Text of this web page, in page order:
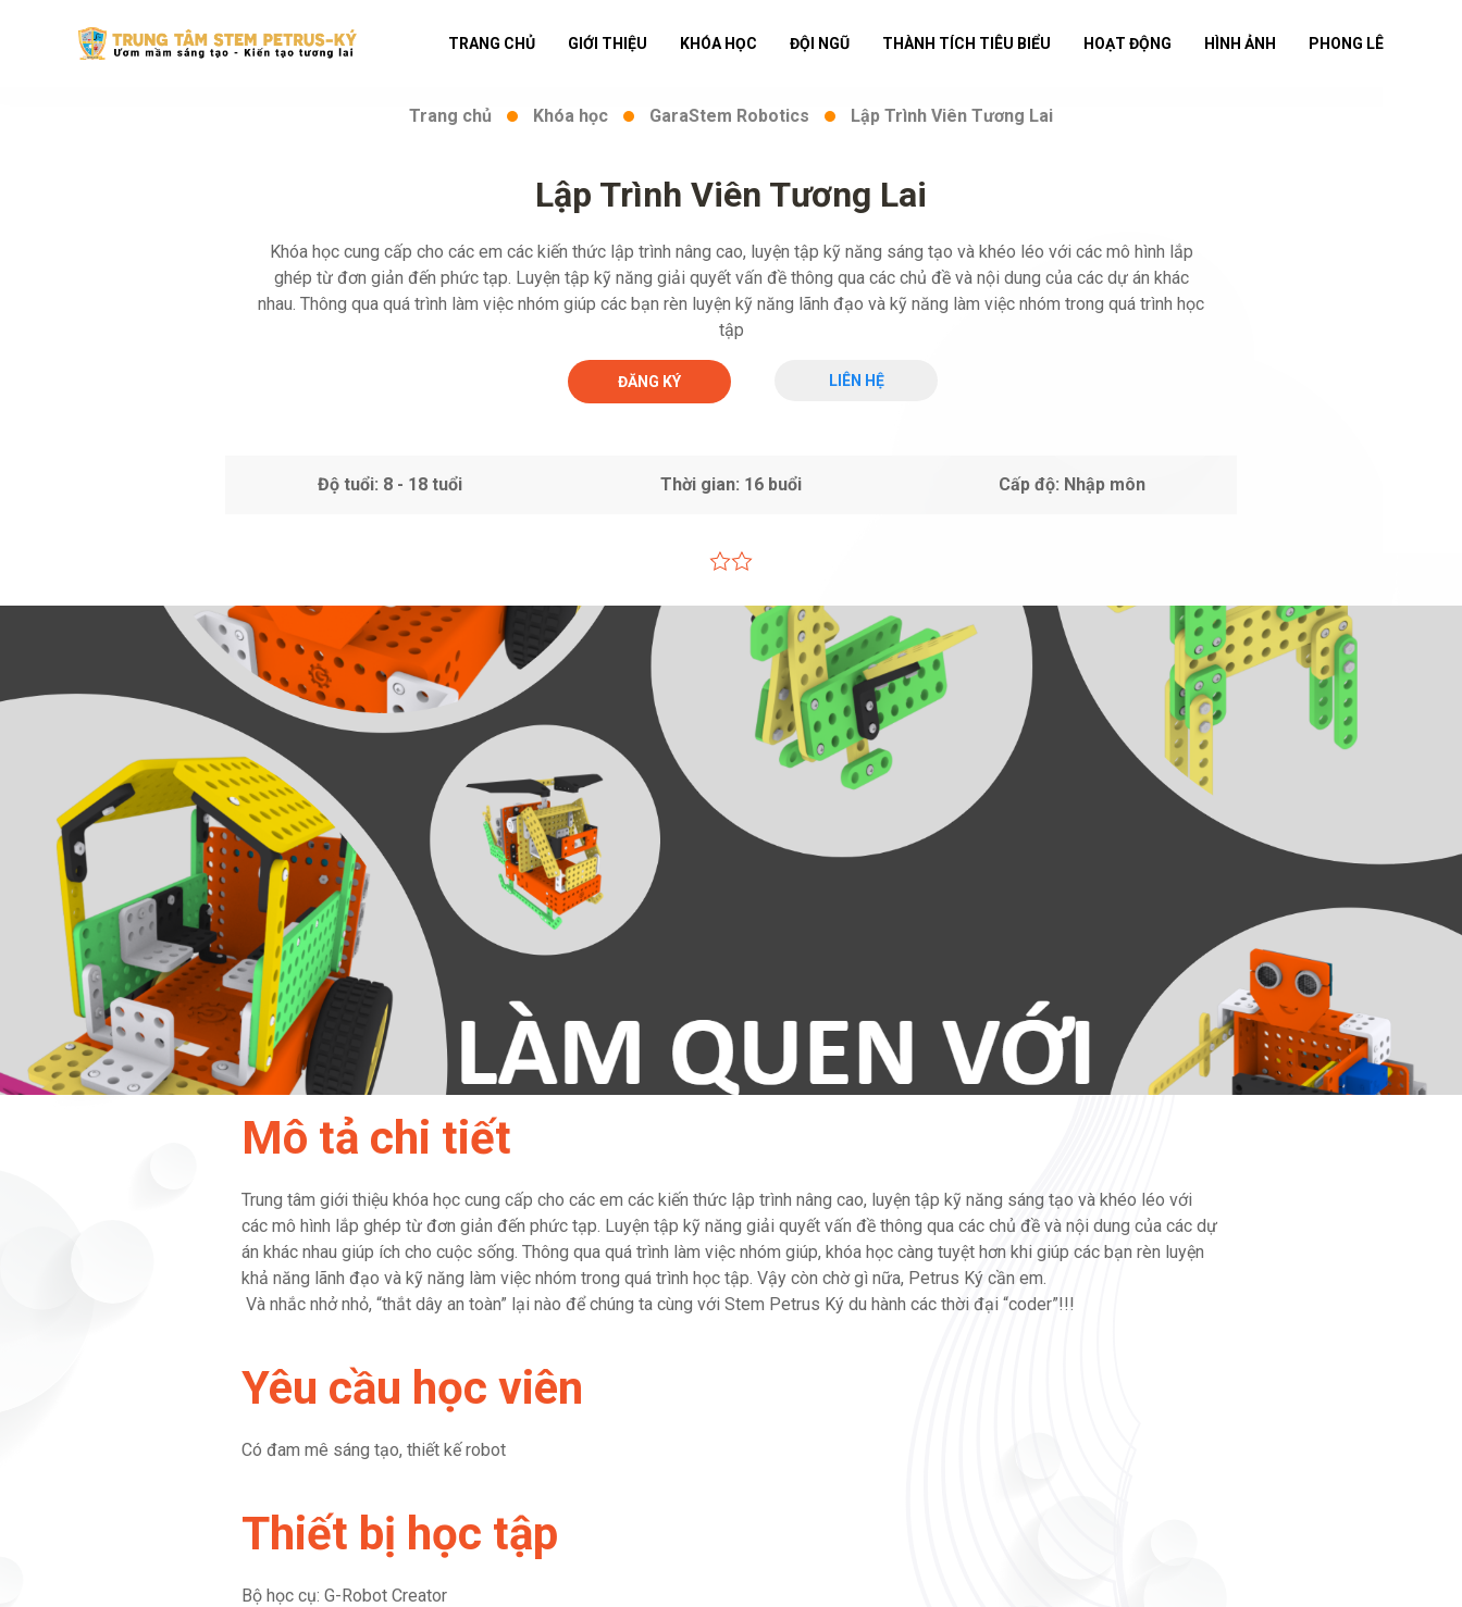
TRANG CHỦ GIỚI THIỆU KHÓA HỌC ĐỘI NGŨ THÀNH TÍCH TIÊU BIỂU HOẠT ĐỘNG HÌNH ẢNH PHONG LÊ
Trang chủ Khóa học GaraStem Robotics Lập Trình Viên Tương Lai
Lập Trình Viên Tương Lai
Khóa học cung cấp cho các em các kiến thức lập trình nâng cao, luyện tập kỹ năng sáng tạo và khéo léo với các mô hình lắp
ghép từ đơn giản đến phức tạp. Luyện tập kỹ năng giải quyết vấn đề thông qua các chủ đề và nội dung của các dự án khác
nhau. Thông qua quá trình làm việc nhóm giúp các bạn rèn luyện kỹ năng lãnh đạo và kỹ năng làm việc nhóm trong quá trình học
tập
ĐĂNG KÝ LIÊN HỆ
Độ tuổi: 8 - 18 tuổi Thời gian: 16 buổi Cấp độ: Nhập môn
Mô tả chi tiết
Trung tâm giới thiệu khóa học cung cấp cho các em các kiến thức lập trình nâng cao, luyện tập kỹ năng sáng tạo và khéo léo với
các mô hình lắp ghép từ đơn giản đến phức tạp. Luyện tập kỹ năng giải quyết vấn đề thông qua các chủ đề và nội dung của các dự
án khác nhau giúp ích cho cuộc sống. Thông qua quá trình làm việc nhóm giúp, khóa học càng tuyệt hơn khi giúp các bạn rèn luyện
khả năng lãnh đạo và kỹ năng làm việc nhóm trong quá trình học tập. Vậy còn chờ gì nữa, Petrus Ký cần em.
Và nhắc nhở nhỏ, “thắt dây an toàn” lại nào để chúng ta cùng với Stem Petrus Ký du hành các thời đại “coder”!!!
Yêu cầu học viên
Có đam mê sáng tạo, thiết kế robot
Thiết bị học tập
Bộ học cụ: G-Robot Creator